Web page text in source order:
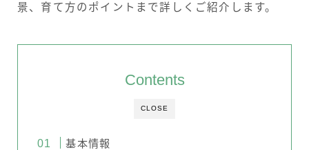
景、育て方のポイントまで詳しくご紹介します。
CLOSE
Contents
基本情報